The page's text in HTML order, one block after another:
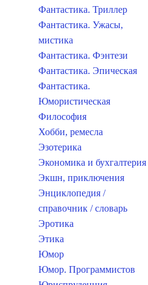
Фантастика. Триллер
Фантастика. Ужасы,
мистика
Фантастика. Фэнтези
Фантастика. Эпическая
Фантастика.
Юмористическая
Философия
Хобби, ремесла
Эзотерика
Экономика и бухгалтерия
Экшн, приключения
Энциклопедия /
справочник / словарь
Эротика
Этика
Юмор
Юмор. Программистов